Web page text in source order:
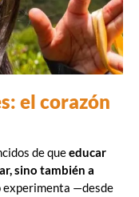
el corazón
de queeducar
sino también a
experimenta —desde